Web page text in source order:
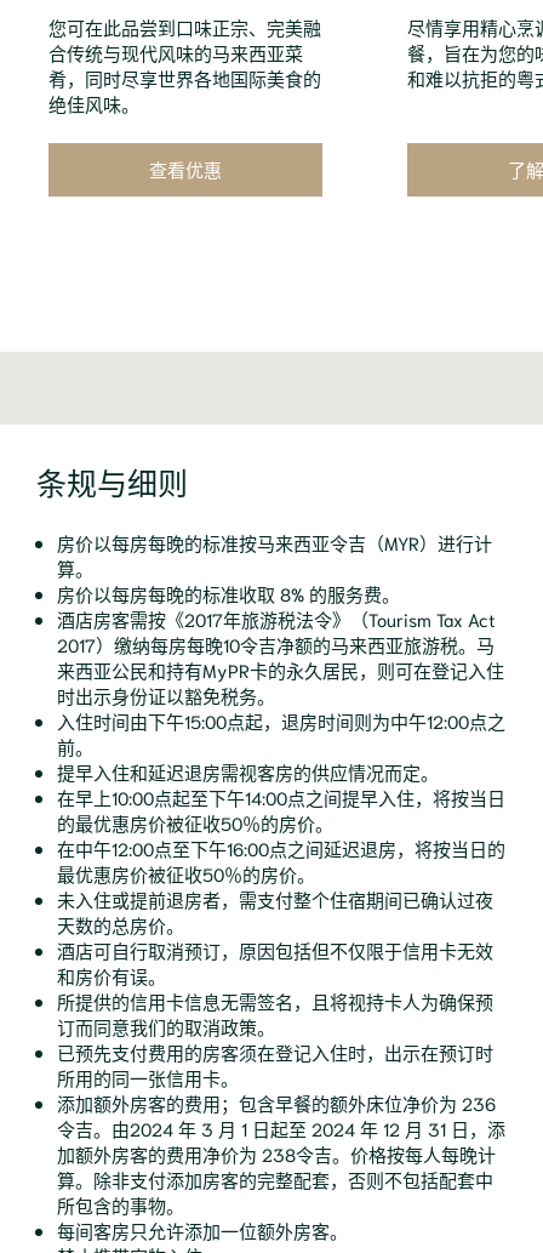
您可在此品尝到口味正宗、完美融
合传统与现代风味的马来西亚菜
肴，同时尽享世界各地国际美食的
绝佳风味。
查看优惠
尽情享用精心烹
餐，旨在为您的
和难以抗拒的粤
了
条规与细则
房价以每房每晚的标准按马来西亚令吉（MYR）进行计
算。
房价以每房每晚的标准收取 8% 的服务费。
酒店房客需按《2017年旅游税法令》（Tourism Tax Act
2017）缴纳每房每晚10令吉净额的马来西亚旅游税。马
来西亚公民和持有MyPR卡的永久居民，则可在登记入住
时出示身份证以豁免税务。
入住时间由下午15:00点起，退房时间则为中午12:00点之
前。
提早入住和延迟退房需视客房的供应情况而定。
在早上10:00点起至下午14:00点之间提早入住，将按当日
的最优惠房价被征收50％的房价。
在中午12:00点至下午16:00点之间延迟退房，将按当日的
最优惠房价被征收50％的房价。
未入住或提前退房者，需支付整个住宿期间已确认过夜
天数的总房价。
酒店可自行取消预订，原因包括但不仅限于信用卡无效
和房价有误。
所提供的信用卡信息无需签名，且将视持卡人为确保预
订而同意我们的取消政策。
已预先支付费用的房客须在登记入住时，出示在预订时
所用的同一张信用卡。
添加额外房客的费用；包含早餐的额外床位净价为 236
令吉。由2024 年 3 月 1 日起至 2024 年 12 月 31 日，添
加额外房客的费用净价为 238令吉。价格按每人每晚计
算。除非支付添加房客的完整配套，否则不包括配套中
所包含的事物。
每间客房只允许添加一位额外房客。